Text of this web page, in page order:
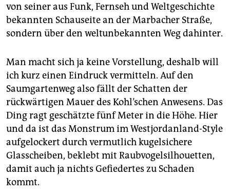
von seiner aus Funk, Fernseh und Weltgeschichte
bekannten Schauseite an der Marbacher Straße,
sondern über den weltunbekannten Weg dahinter.
Man macht sich ja keine Vorstellung, deshalb will
ich kurz einen Eindruck vermitteln. Auf den
Saumgartenweg also fällt der Schatten der
rückwärtigen Mauer des Kohl’schen Anwesens. Das
Ding ragt geschätzte fünf Meter in die Höhe. Hier
und da ist das Monstrum im Westjordanland-Style
aufgelockert durch vermutlich kugelsichere
Glasscheiben, beklebt mit Raubvogelsilhouetten,
damit auch ja nichts Gefiedertes zu Schaden
kommt.